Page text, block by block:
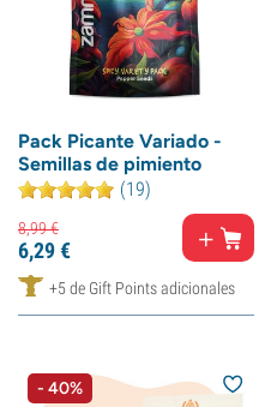
Pack Picante Variado -
Semillas de pimiento
(19)
8,99€
6,29€
+5 de Gift Points adicionales
- 40%